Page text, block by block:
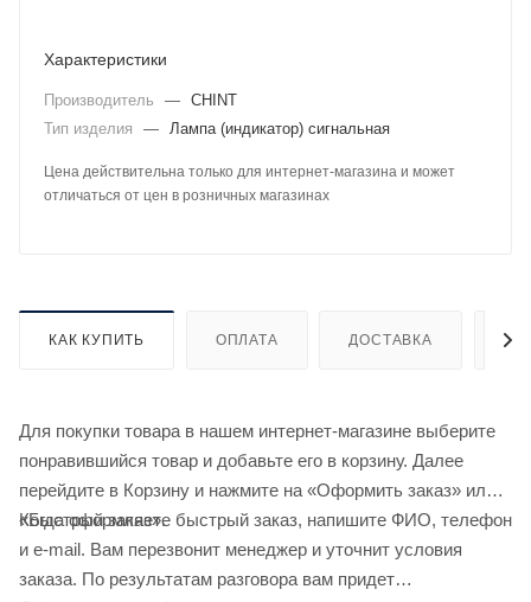
Характеристики
Производитель — CHINT
Тип изделия
— Лампа (индикатор) сигнальная
Цена действительна только для интернет-магазина и может
отличаться от цен в розничных магазинах
КАК КУПИТЬ ОПЛАТА ДОСТАВКА
Для покупки товара в нашем интернет-магазине выберите
понравившийся товар и добавьте его в корзину. Далее
перейдите в Корзину и нажмите на «Оформить заказ» или
«Быстрый заказ».
Когда оформляете быстрый заказ, напишите ФИО, телефон
и e-mail. Вам перезвонит менеджер и уточнит условия
заказа. По результатам разговора вам придет